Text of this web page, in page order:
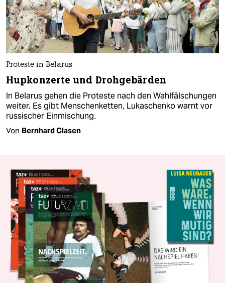
Proteste in Belarus
Hupkonzerte und Drohgebärden
In Belarus gehen die Proteste nach den Wahlfälschungen
weiter. Es gibt Menschenketten, Lukaschenko warnt vor
russischer Einmischung.
Von Bernhard Clasen